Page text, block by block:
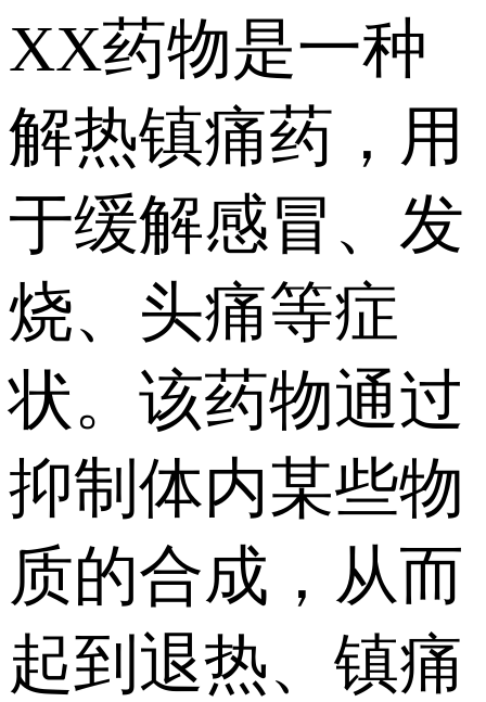
XX药物是一种
解热镇痛药，用
于缓解感冒、发
烧、头痛等症
状。该药物通过
抑制体内某些物
质的合成，从而
起到退热、镇痛